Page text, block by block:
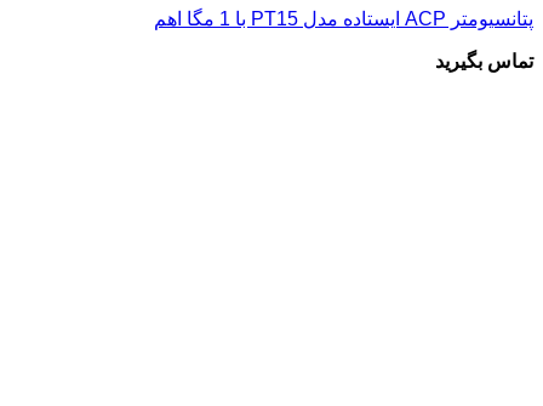
پتانسیومتر ACP ایستاده مدل PT15 با 1 مگا اهم
تماس بگیرید